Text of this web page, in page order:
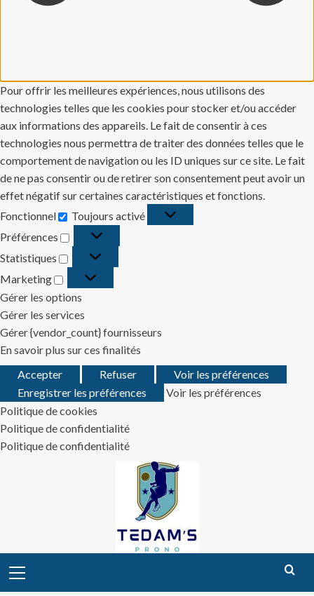
Pour offrir les meilleures expériences, nous utilisons des
technologies telles que les cookies pour stocker et/ou accéder
aux informations des appareils. Le fait de consentir à ces
technologies nous permettra de traiter des données telles que le
comportement de navigation ou les ID uniques sur ce site. Le fait
de ne pas consentir ou de retirer son consentement peut avoir un
effet négatif sur certaines caractéristiques et fonctions.
Fonctionnel
Fonctionnel
Toujours activé
Préférences
Préférences
Statistiques
Statistiques
Marketing
Marketing
Gérer les options
Gérer les services
Gérer {vendor_count} fournisseurs
En savoir plus sur ces finalités
Accepter
Refuser
Voir les préférences
Enregistrer les préférences
Voir les préférences
Politique de cookies
Politique de confidentialité
Politique de confidentialité
Menu